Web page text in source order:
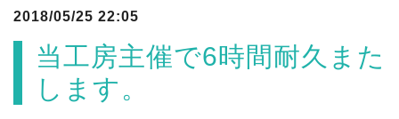
2018/05/25 22:05
当工房主催で6時間耐久また
します。